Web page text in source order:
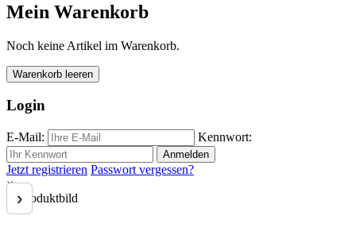
Mein Warenkorb
Noch keine Artikel im Warenkorb.
Warenkorb leeren
Login
E-Mail: Kennwort:
Anmelden
Jetzt registrieren Passwort vergessen?
×
‹
›